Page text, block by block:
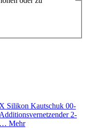
Silikon Kautschuk 00-
2-
Mehr